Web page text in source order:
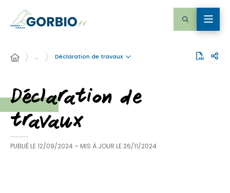
… Déclaration de travaux
Déclaration de
travaux
PUBLIÉ LE12/09/2024 – MIS À JOUR LE 26/11/2024